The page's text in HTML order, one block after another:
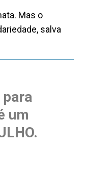
Mas o
salva
um